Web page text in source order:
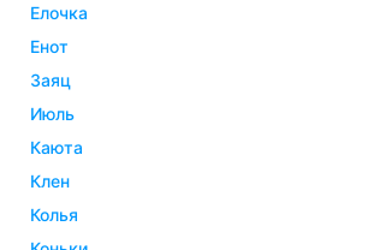
елочка
енот
заяц
июль
каюта
клен
колья